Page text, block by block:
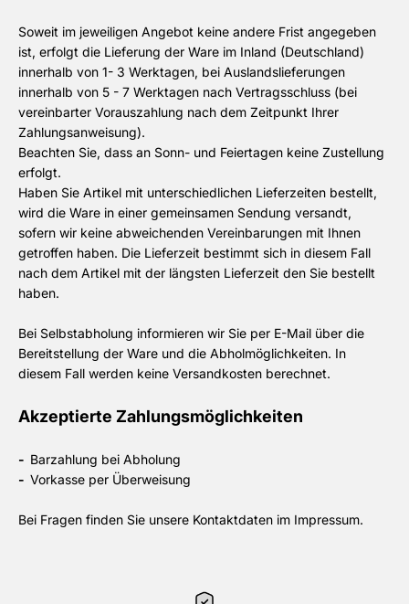
Soweit im jeweiligen Angebot keine andere Frist angegeben
ist, erfolgt die Lieferung der Ware im Inland (Deutschland)
innerhalb von 1- 3 Werktagen, bei Auslandslieferungen
innerhalb von 5 - 7 Werktagen nach Vertragsschluss (bei
vereinbarter Vorauszahlung nach dem Zeitpunkt Ihrer
Zahlungsanweisung).
Beachten Sie, dass an Sonn- und Feiertagen keine Zustellung
erfolgt.
Haben Sie Artikel mit unterschiedlichen Lieferzeiten bestellt,
wird die Ware in einer gemeinsamen Sendung versandt,
sofern wir keine abweichenden Vereinbarungen mit Ihnen
getroffen haben. Die Lieferzeit bestimmt sich in diesem Fall
nach dem Artikel mit der längsten Lieferzeit den Sie bestellt
haben.
Bei Selbstabholung informieren wir Sie per E-Mail über die
Bereitstellung der Ware und die Abholmöglichkeiten. In
diesem Fall werden keine Versandkosten berechnet.
Akzeptierte Zahlungsmöglichkeiten
- Barzahlung bei Abholung
- Vorkasse per Überweisung
Bei Fragen finden Sie unsere Kontaktdaten im Impressum.